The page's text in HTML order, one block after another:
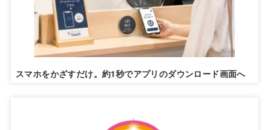
スマホをかざすだけ。約1秒でアプリのダウンロード画面へ